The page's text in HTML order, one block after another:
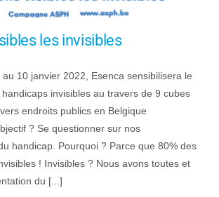
les invisibles
10 janvier 2022, Esenca sensibilisera le
invisibles au travers de 9 cubes
endroits publics en Belgique
? Se questionner sur nos
handicap. Pourquoi ? Parce que 80% des
! Invisibles ? Nous avons toutes et
du [...]